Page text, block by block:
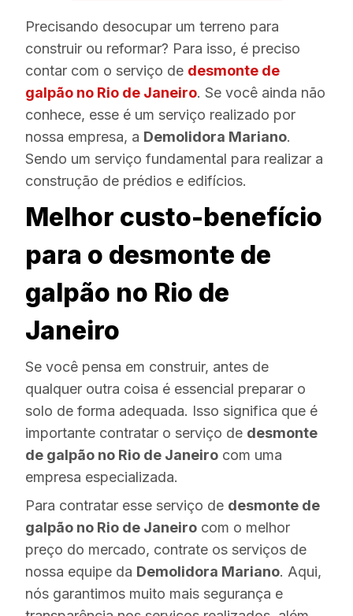
Precisando desocupar um terreno para
construir ou reformar? Para isso, é preciso
contar com o serviço de desmonte de
galpão no Rio de Janeiro. Se você ainda não
conhece, esse é um serviço realizado por
nossa empresa, a Demolidora Mariano.
Sendo um serviço fundamental para realizar a
construção de prédios e edifícios.
Melhor custo-benefício
para o desmonte de
galpão no Rio de
Janeiro
Se você pensa em construir, antes de
qualquer outra coisa é essencial preparar o
solo de forma adequada. Isso significa que é
importante contratar o serviço de desmonte
de galpão no Rio de Janeiro com uma
empresa especializada.
Para contratar esse serviço de desmonte de
galpão no Rio de Janeiro com o melhor
preço do mercado, contrate os serviços de
nossa equipe da Demolidora Mariano. Aqui,
nós garantimos muito mais segurança e